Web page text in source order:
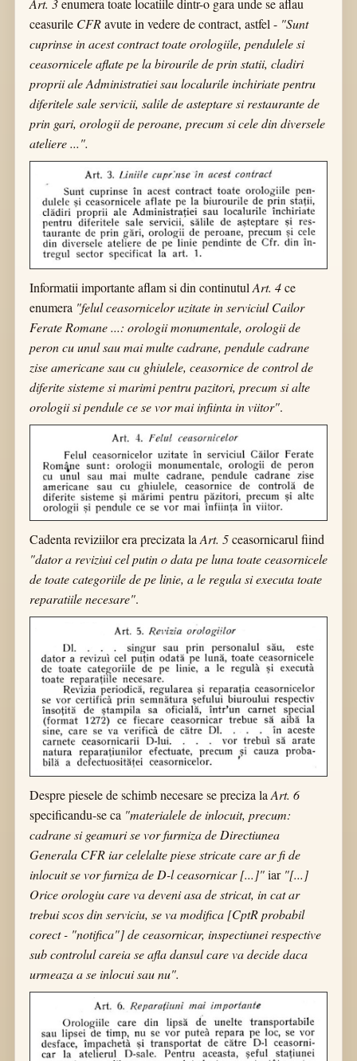
Art. 3enumera toate locatiile dintr-o gara unde se aflau
ceasurile CFRavute in vedere de contract, astfel - "Sunt
cuprinse in acest contract toate orologiile, pendulele si
ceasornicele aflate pe la birourile de prin statii, cladiri
proprii ale Administratiei sau localurile inchiriate pentru
diferitele sale servicii, salile de asteptare si restaurante de
prin gari, orologii de peroane, precum si cele din diversele
ateliere ...".
Informatii importante aflam si din continutulArt. 4ce
enumera "felul ceasornicelor uzitate in serviciul Cailor
Ferate Romane ...: orologii monumentale, orologii de
peron cu unul sau mai multe cadrane, pendule cadrane
zise americane sau cu ghiulele, ceasornice de control de
diferite sisteme si marimi pentru pazitori, precum si alte
orologii si pendule ce se vor mai infiinta in viitor".
Cadenta reviziilor era precizata la Art. 5ceasornicarul fiind
"dator a reviziui cel putin o data pe luna toate ceasornicele
de toate categoriile de pe linie, a le regula si executa toate
reparatiile necesare".
Despre piesele de schimb necesare se preciza la Art. 6
specificandu-se ca "materialele de inlocuit, precum:
cadrane si geamuri se vor furmiza de Directiunea
Generala CFR iar celelalte piese stricate care ar fi de
inlocuit se vor furniza de D-l ceasornicar [...]"iar "[...]
Orice orologiu care va deveni asa de stricat, in cat ar
trebui scos din serviciu, se va modifica [CptR probabil
corect - "notifica"] de ceasornicar, inspectiunei respective
sub controlul careia se afla dansul care va decide daca
urmeaza a se inlocui sau nu".